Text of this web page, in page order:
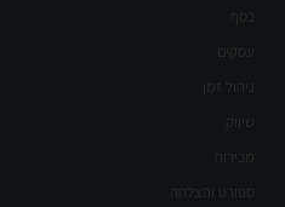
כסף
עסקים
ניהול זמן
שיווק
ספורט והצלחה